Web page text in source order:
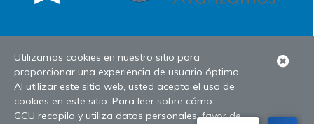
Utilizamos cookies en nuestro sitio para
proporcionar una experiencia de usuario óptima.
Al utilizar este sitio web, usted acepta el uso de
cookies en este sitio. Para leer sobre cómo
GCU recopila y utiliza datos personales, favor de